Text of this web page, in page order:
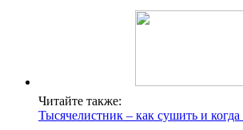
Читайте также:
Тысячелистник – как сушить и когда